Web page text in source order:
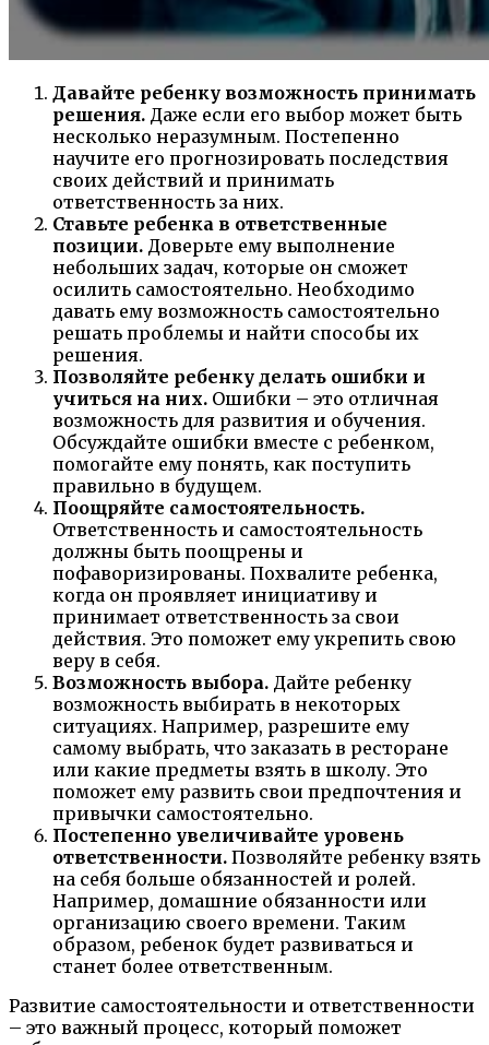
Давайте ребенку возможность принимать
решения. Даже если его выбор может быть
несколько неразумным. Постепенно
научите его прогнозировать последствия
своих действий и принимать
ответственность за них.
Ставьте ребенка в ответственные
позиции. Доверьте ему выполнение
небольших задач, которые он сможет
осилить самостоятельно. Необходимо
давать ему возможность самостоятельно
решать проблемы и найти способы их
решения.
Позволяйте ребенку делать ошибки и
учиться на них. Ошибки – это отличная
возможность для развития и обучения.
Обсуждайте ошибки вместе с ребенком,
помогайте ему понять, как поступить
правильно в будущем.
Поощряйте самостоятельность.
Ответственность и самостоятельность
должны быть поощрены и
пофаворизированы. Похвалите ребенка,
когда он проявляет инициативу и
принимает ответственность за свои
действия. Это поможет ему укрепить свою
веру в себя.
Возможность выбора. Дайте ребенку
возможность выбирать в некоторых
ситуациях. Например, разрешите ему
самому выбрать, что заказать в ресторане
или какие предметы взять в школу. Это
поможет ему развить свои предпочтения и
привычки самостоятельно.
Постепенно увеличивайте уровень
ответственности. Позволяйте ребенку взять
на себя больше обязанностей и ролей.
Например, домашние обязанности или
организацию своего времени. Таким
образом, ребенок будет развиваться и
станет более ответственным.
Развитие самостоятельности и ответственности
– это важный процесс, который поможет